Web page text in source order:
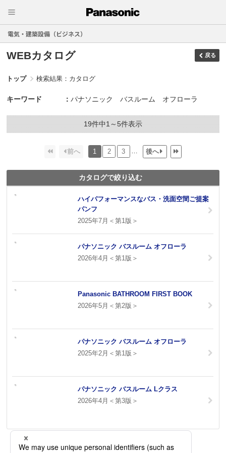
電気・建築設備（ビジネス）
WEBカタログ 戻る
トップ 検索結果：カタログ
キーワード パナソニック バスルーム オフローラ
19件中1～5件表示
1 2 3 …
カタログで絞り込む
ハイパフォーマンスなバス・洗面空間ご提案
パンフ
2025年7月＜第1版＞
パナソニック バスルーム オフローラ
2026年4月＜第1版＞
Panasonic BATHROOM FIRST BOOK
2026年5月＜第2版＞
パナソニック バスルーム オフローラ
2025年2月＜第1版＞
パナソニック バスルーム Lクラス
2026年4月＜第3版＞
1 2 3 …